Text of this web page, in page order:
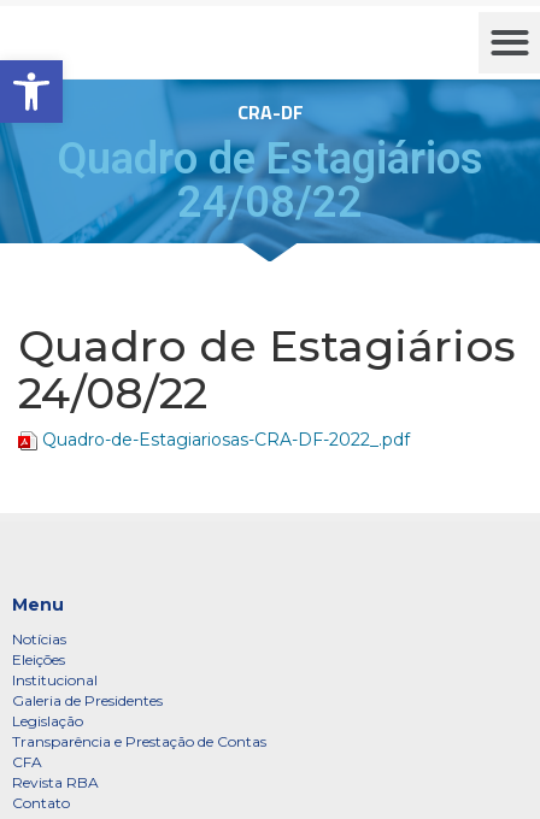
Barra de Ferramentas Aberta
CRA-DF
Quadro de Estagiários
24/08/22
Quadro de Estagiários
24/08/22
Quadro-de-Estagiariosas-CRA-DF-2022_.pdf
Menu
Notícias
Eleições
Institucional
Galeria de Presidentes
Legislação
Transparência e Prestação de Contas
CFA
Revista RBA
Contato